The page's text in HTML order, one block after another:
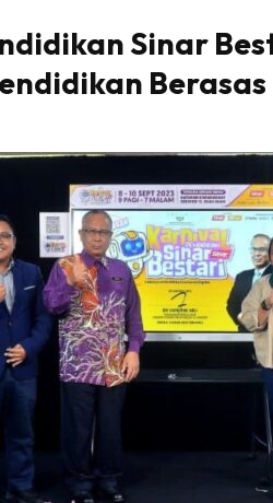
Sinar